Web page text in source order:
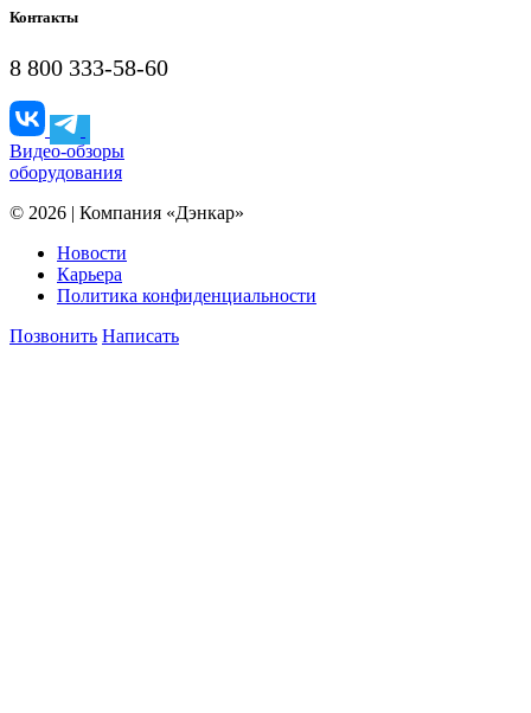
Контакты
8 800 333-58-60
Видео-обзоры
оборудования
© 2026 | Компания «Дэнкар»
Новости
Карьера
Политика конфиденциальности
Позвонить Написать